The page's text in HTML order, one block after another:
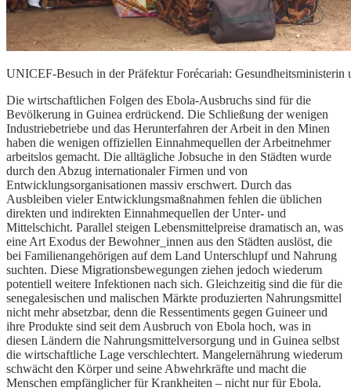
UNICEF-Besuch in der Präfektur Forécariah:
Die wirtschaftlichen Folgen des Ebola-Ausbruchs sind für die
Bevölkerung in Guinea erdrückend. Die Schließung der wenigen
Industriebetriebe und das Herunterfahren der Arbeit in den Minen
haben die wenigen offiziellen Einnahmequellen der Arbeitnehmer
arbeitslos gemacht. Die alltägliche Jobsuche in den Städten wurde
durch den Abzug internationaler Firmen und von
Entwicklungsorganisationen massiv erschwert. Durch das
Ausbleiben vieler Entwicklungsmaßnahmen fehlen die üblichen
direkten und indirekten Einnahmequellen der Unter- und
Mittelschicht. Parallel steigen Lebensmittelpreise dramatisch an, was
eine Art Exodus der Bewohner_innen aus den Städten auslöst, die
bei Familienangehörigen auf dem Land Unterschlupf und Nahrung
suchten. Diese Migrationsbewegungen ziehen jedoch wiederum
potentiell weitere Infektionen nach sich. Gleichzeitig sind die für die
senegalesischen und malischen Märkte produzierten Nahrungsmittel
nicht mehr absetzbar, denn die Ressentiments gegen Guineer und
ihre Produkte sind seit dem Ausbruch von Ebola hoch, was in
diesen Ländern die Nahrungsmittelversorgung und in Guinea selbst
die wirtschaftliche Lage verschlechtert. Mangelernährung wiederum
schwächt den Körper und seine Abwehrkräfte und macht die
Menschen empfänglicher für Krankheiten – nicht nur für Ebola.